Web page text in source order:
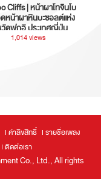
Cliffs | หน้าผาโทจินโบ
หน้าผาหินบะซอลต์แห่ง
ดฟุกุอิ ประเทศญี่ปุ่น
1,014 views
ค่าลิขสิทธิ์
รายชื่อเพลง
ติดต่อเรา
Co., Ltd., All rights